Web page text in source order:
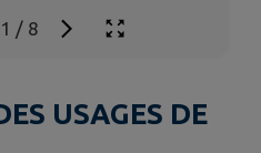
1 / 8
USAGES DE